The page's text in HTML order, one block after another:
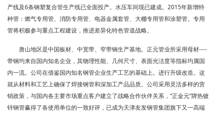
产线及6条钢塑复合管生产线已全面投产。水压车间现已建成。2015年新增特
种管：燃气专用管、消防专用管、电器金属套管、大棚专用管和涂塑管。专用
管将积极参与重点工程建设，推进差异化特色管道战略。
唐山地区是中国板材、中宽带、窄带钢生产基地。正元管业所采用母材----
带钢均来自国内知名企业，其物理性能、几何尺寸、表面光洁度等指标均属国
内一流。公司在借鉴国内知名钢管企业生产工艺的基础上。进行升级改造。这
就从材料和工艺上确保了焊接钢管和深加工产品品质。公司采用灵活多样的营
销政策，与国内各主要市场重点客户建立了战略合作伙伴关系，“正金元”牌热镀
锌钢管赢得了各使用单位的一致好评，已成为天津友发钢管集团旗下又一高端